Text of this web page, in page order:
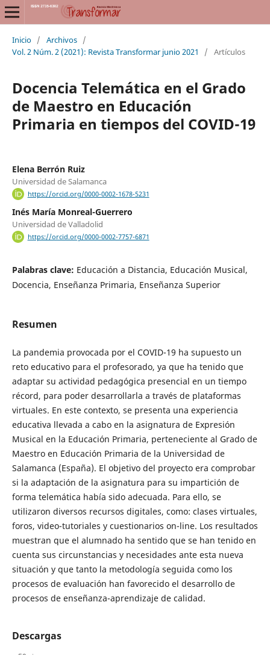
Inicio / Archivos /
Vol. 2 Núm. 2 (2021): Revista Transformar junio 2021
/ Artículos
Docencia Telemática en el Grado
de Maestro en Educación
Primaria en tiempos del COVID-19
Elena Berrón Ruiz
Universidad de Salamanca
https://orcid.org/0000-0002-1678-5231
Inés María Monreal-Guerrero
Universidad de Valladolid
https://orcid.org/0000-0002-7757-6871
Palabras clave: Educación a Distancia, Educación Musical,
Docencia, Enseñanza Primaria, Enseñanza Superior
Resumen
La pandemia provocada por el COVID-19 ha supuesto un
reto educativo para el profesorado, ya que ha tenido que
adaptar su actividad pedagógica presencial en un tiempo
récord, para poder desarrollarla a través de plataformas
virtuales. En este contexto, se presenta una experiencia
educativa llevada a cabo en la asignatura de Expresión
Musical en la Educación Primaria, perteneciente al Grado de
Maestro en Educación Primaria de la Universidad de
Salamanca (España). El objetivo del proyecto era comprobar
si la adaptación de la asignatura para su impartición de
forma telemática había sido adecuada. Para ello, se
utilizaron diversos recursos digitales, como: clases virtuales,
foros, video-tutoriales y cuestionarios on-line. Los resultados
muestran que el alumnado ha sentido que se han tenido en
cuenta sus circunstancias y necesidades ante esta nueva
situación y que tanto la metodología seguida como los
procesos de evaluación han favorecido el desarrollo de
procesos de enseñanza-aprendizaje de calidad.
Descargas